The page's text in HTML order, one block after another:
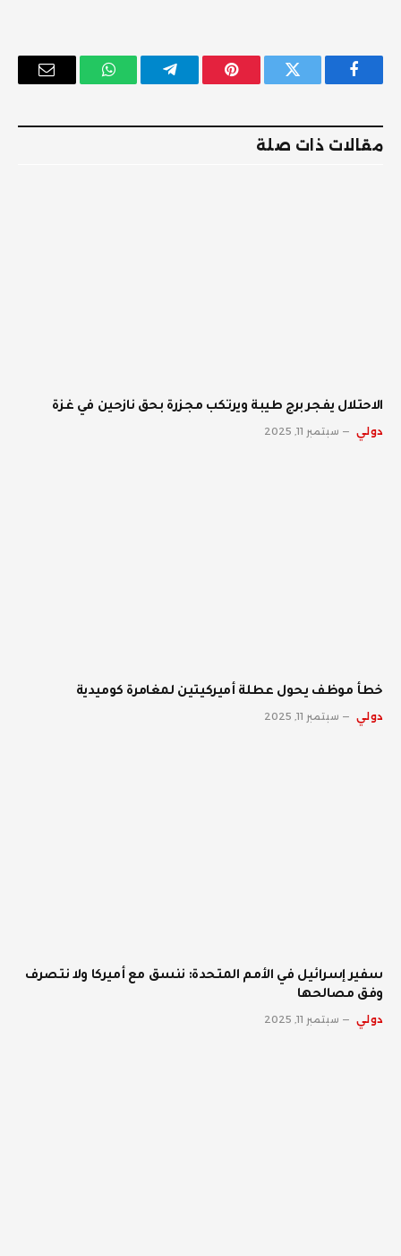
فيسبوك تويتر بينتيريستتيلقرام واتساب
البريد
مقالات ذات صلة
الاحتلال يفجر برج طيبة ويرتكب مجزرة بحق نازحين في غزة
دولي سبتمبر 11, 2025
خطأ موظف يحول عطلة أميركيتين لمغامرة كوميدية
دولي سبتمبر 11, 2025
سفير إسرائيل في الأمم المتحدة: ننسق مع أميركا ولا نتصرف
وفق مصالحها
دولي سبتمبر 11, 2025